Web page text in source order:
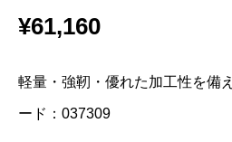
¥61,160
軽量・強靭・優れた加工性を備
ード：037309